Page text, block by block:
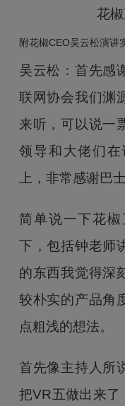
花
附花椒CEO吴云松演讲
吴云松：首先感
联网协会我们渊
来听，可以说一
领导和大佬们
上，非常感谢巴
简单说一下花
下，包括钟老师
的东西我觉得深
较朴实的产品角
点粗浅的想法。
首先像主持人所
把VR五做出来了